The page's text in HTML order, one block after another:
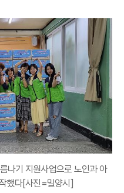
나기 지원사업으로 노인과 아
했다[사진=밀양시]